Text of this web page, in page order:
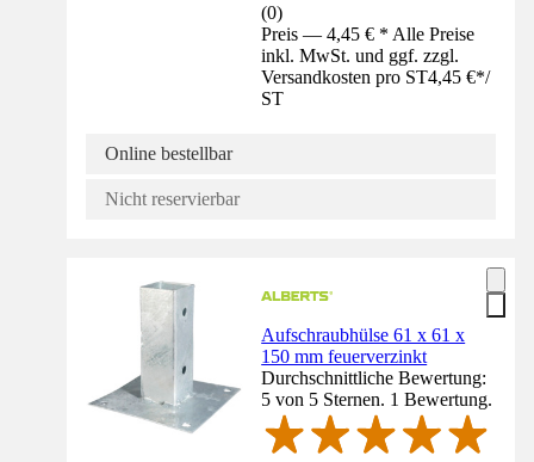
(0)
Preis — 4,45 € * Alle Preise
inkl. MwSt. und ggf. zzgl.
Versandkosten pro ST4,45 €*/
ST
Online bestellbar
Nicht reservierbar
Aufschraubhülse 61 x 61 x
150 mm feuerverzinkt
Durchschnittliche Bewertung:
5 von 5 Sternen. 1 Bewertung.